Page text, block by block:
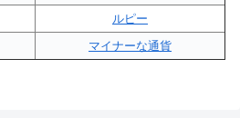
ルピー
マイナーな通貨